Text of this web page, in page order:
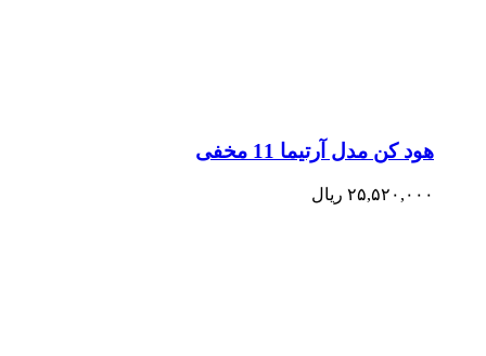
هود کن مدل آرتیما 11 مخفی
۲۵,۵۲۰,۰۰۰ ریال